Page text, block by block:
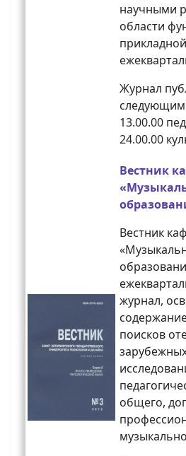
научными
области
Журнал
13.00.00
24.00.00
Вестник
Вестник
журнал,
поисков
общего,